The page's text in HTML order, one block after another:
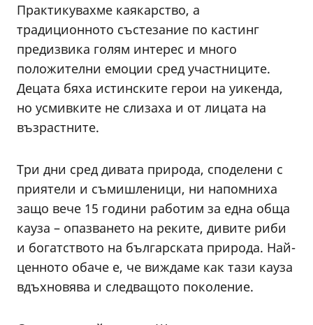
Практикувахме каякарство, а
традиционното състезание по кастинг
предизвика голям интерес и много
положителни емоции сред участниците.
Децата бяха истинските герои на уикенда,
но усмивките не слизаха и от лицата на
възрастните.
Три дни сред дивата природа, споделени с
приятели и съмишленици, ни напомниха
защо вече 15 години работим за една обща
кауза – опазването на реките, дивите риби
и богатството на българската природа. Най-
ценното обаче е, че виждаме как тази кауза
вдъхновява и следващото поколение.